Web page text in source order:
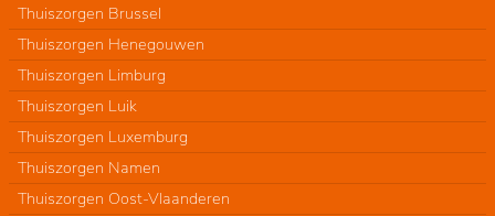
Thuiszorgen Brussel
Thuiszorgen Henegouwen
Thuiszorgen Limburg
Thuiszorgen Luik
Thuiszorgen Luxemburg
Thuiszorgen Namen
Thuiszorgen Oost-Vlaanderen